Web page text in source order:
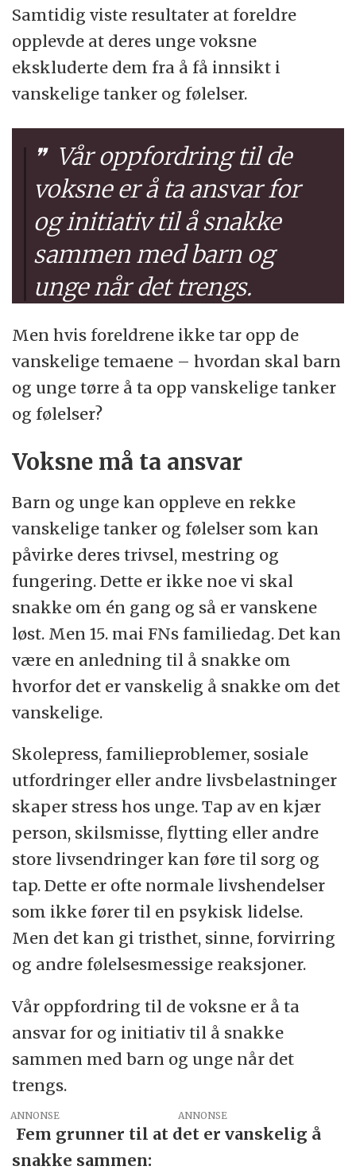
Samtidig viste resultater at foreldre
opplevde at deres unge voksne
ekskluderte dem fra å få innsikt i
vanskelige tanker og følelser.
Vår oppfordring til de
voksne er å ta ansvar for
og initiativ til å snakke
sammen med barn og
unge når det trengs.
Men hvis foreldrene ikke tar opp de
vanskelige temaene – hvordan skal barn
og unge tørre å ta opp vanskelige tanker
og følelser?
Voksne må ta ansvar
Barn og unge kan oppleve en rekke
vanskelige tanker og følelser som kan
påvirke deres trivsel, mestring og
fungering. Dette er ikke noe vi skal
snakke om én gang og så er vanskene
løst. Men 15. mai FNs familiedag. Det kan
være en anledning til å snakke om
hvorfor det er vanskelig å snakke om det
vanskelige.
Skolepress, familieproblemer, sosiale
utfordringer eller andre livsbelastninger
skaper stress hos unge. Tap av en kjær
person, skilsmisse, flytting eller andre
store livsendringer kan føre til sorg og
tap. Dette er ofte normale livshendelser
som ikke fører til en psykisk lidelse.
Men det kan gi tristhet, sinne, forvirring
og andre følelsesmessige reaksjoner.
Vår oppfordring til de voksne er å ta
ansvar for og initiativ til å snakke
sammen med barn og unge når det
trengs.
ANNONSE
Fem grunner til at det er vanskelig å
snakke sammen: